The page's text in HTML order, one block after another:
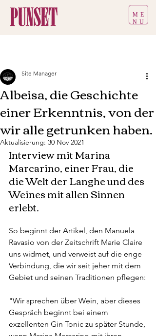
ME
NU
Albeisa, die Geschichte
einer Erkenntnis, von der
wir alle getrunken haben.
Site Manager
Aktualisierung: 30 Nov 2021
Interview mit Marina
Marcarino, einer Frau, die
die Welt der Langhe und des
Weines mit allen Sinnen
erlebt.
So beginnt der Artikel, den Manuela
Ravasio von der Zeitschrift Marie Claire
uns widmet, und verweist auf die enge
Verbindung, die wir seit jeher mit dem
Gebiet und seinen Traditionen pflegen:
"Wir sprechen über Wein, aber dieses
Gespräch beginnt bei einem
exzellenten Gin Tonic zu später Stunde,